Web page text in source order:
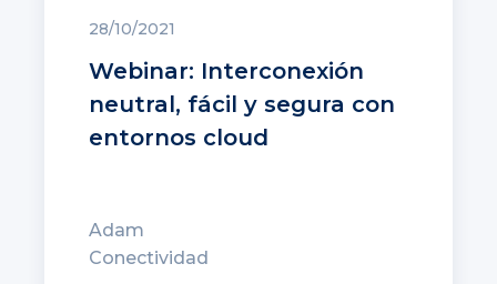
28/10/2021
Webinar: Interconexión
neutral, fácil y segura con
entornos cloud
Adam
Conectividad